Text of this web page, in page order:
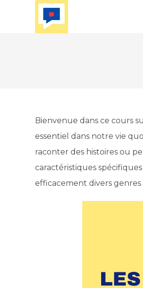
Bienvenue dans ce cours
essentiel dans notre vie
raconter des histoires ou
caractéristiques
efficacement divers